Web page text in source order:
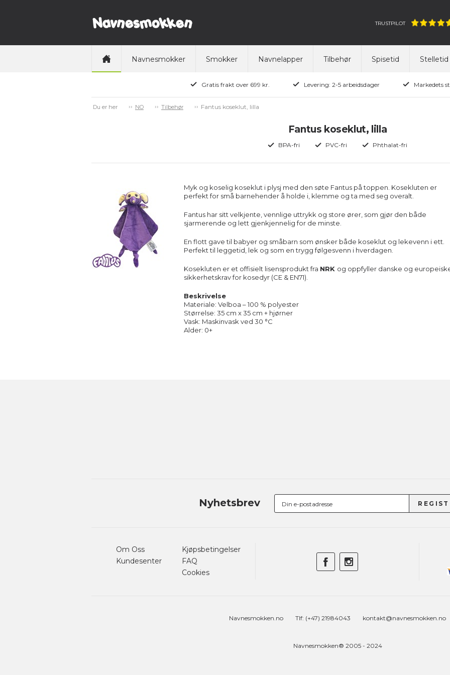
TRUSTPILOT
Navnesmokker Smokker Navnelapper Tilbehør Spisetid Stelletid
Gratis frakt over 699 kr. Levering: 2-5 arbeidsdager Markedets
Du er her NO Tilbehør Fantus koseklut, lilla
Fantus koseklut, lilla
BPA-fri PVC-fri Phthalat-fri
Myk og koselig koseklut i plysj med den søte Fantuspå toppen. Kosekluten er
perfekt for små barnehender å holde i, klemme og ta med seg overalt.
Fantus har sitt velkjente, vennlige uttrykk og store ører, som gjør den både
sjarmerende og lett gjenkjennelig for de minste.
En flott gave til babyer og småbarn som ønsker både koseklut og lekevenn i ett.
Perfekt til leggetid, lek og som en trygg følgesvenn i hverdagen.
Kosekluten er et offisielt lisensprodukt fra NRK og oppfyller danske og
sikkerhetskrav for kosedyr (CE & EN71).
Beskrivelse
Materiale: Velboa – 100 % polyester
Størrelse: 35 cm x 35 cm + hjørner
Vask: Maskinvask ved 30 °C
Alder: 0+
Nyhetsbrev
Om Oss
Kundesenter
Kjøpsbetingelser
FAQ
Cookies
Navnesmokken.no Tlf: (+47) 21984043 kontakt@navnesmokken.no
Navnesmokken® 2005 - 2024